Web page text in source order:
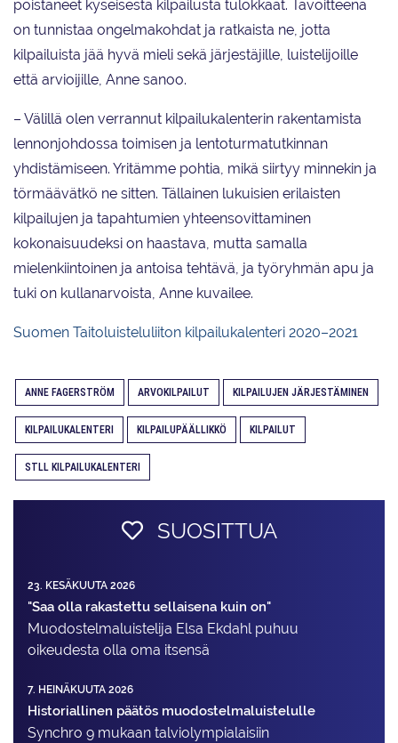
poistaneet kyseisestä kilpailusta tulokkaat. Tavoitteena
on tunnistaa ongelmakohdat ja ratkaista ne, jotta
kilpailuista jää hyvä mieli sekä järjestäjille, luistelijoille
että arvioijille, Anne sanoo.
– Välillä olen verrannut kilpailukalenterin rakentamista
lennonjohdossa toimisen ja lentoturmatutkinnan
yhdistämiseen. Yritämme pohtia, mikä siirtyy minnekin ja
törmäävätkö ne sitten. Tällainen lukuisien erilaisten
kilpailujen ja tapahtumien yhteensovittaminen
kokonaisuudeksi on haastava, mutta samalla
mielenkiintoinen ja antoisa tehtävä, ja työryhmän apu ja
tuki on kullanarvoista, Anne kuvailee.
Suomen Taitoluisteluliiton kilpailukalenteri 2020–2021
ANNE FAGERSTRÖM ARVOKILPAILUT KILPAILUJEN JÄRJESTÄMINEN
KILPAILUKALENTERI KILPAILUPÄÄLLIKKÖ KILPAILUT
STLL KILPAILUKALENTERI
SUOSITTUA
23. KESÄKUUTA 2026
"Saa olla rakastettu sellaisena kuin on"
Muodostelma­luistelija Elsa Ekdahl puhuu
oikeudesta olla oma itsensä
7. HEINÄKUUTA 2026
Historiallinen päätös muodostelmaluistelulle
Synchro 9 mukaan talviolympialaisiin